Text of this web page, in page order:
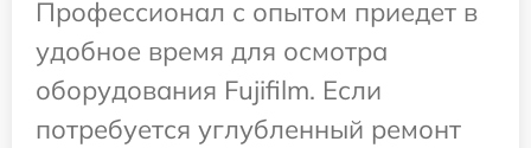
Профессионал с опытом приедет в
удобное время для осмотра
оборудования Fujifilm. Если
потребуется углубленный ремонт